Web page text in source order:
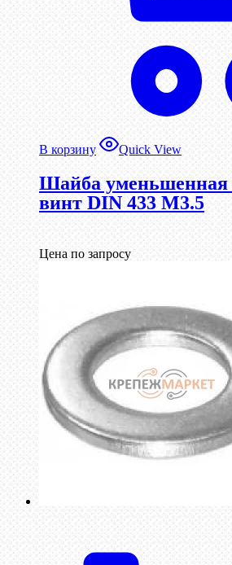
В корзину Quick View
Шайба уменьшенная
винт DIN 433 М3.5
Цена по запросу